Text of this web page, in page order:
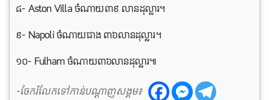
៨- Aston Villa ចំណាយ៣៩ លានដុល្លារ។
៩- Napoli ចំណាយជាង ៣៦លានដុល្លារ។
១០- Fulham ចំណាយ៣៦លានដុល្លារ៕
-ចែករំលែកទៅកាន់បណ្តាញសង្គម៖